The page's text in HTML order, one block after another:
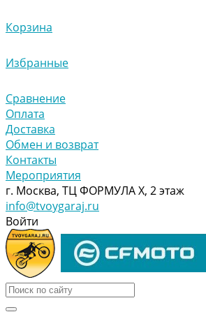
Корзина
Избранные
Сравнение
Оплата
Доставка
Обмен и возврат
Контакты
Мероприятия
г. Москва, ТЦ ФОРМУЛА Х, 2 этаж
info@tvoygaraj.ru
Войти